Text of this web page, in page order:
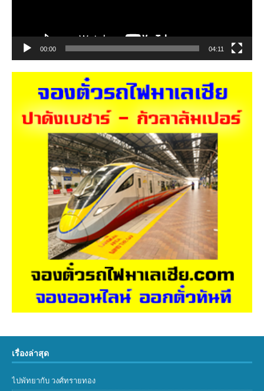
00:00 04:11
เรื่องล่าสุด
ไปพัทยากับ วงศ์ทรายทอง